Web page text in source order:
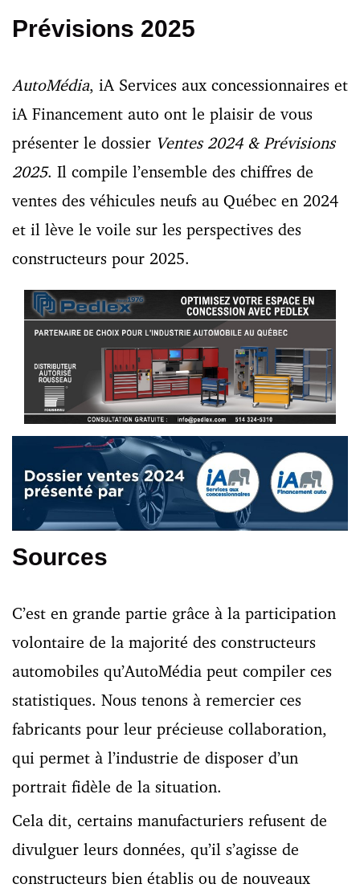
Prévisions 2025
AutoMédia, iA Services aux concessionnaires et
iA Financement auto ont le plaisir de vous
présenter le dossier Ventes 2024 & Prévisions
2025. Il compile l’ensemble des chiffres de
ventes des véhicules neufs au Québec en 2024
et il lève le voile sur les perspectives des
constructeurs pour 2025.
Sources
C’est en grande partie grâce à la participation
volontaire de la majorité des constructeurs
automobiles qu’AutoMédia peut compiler ces
statistiques. Nous tenons à remercier ces
fabricants pour leur précieuse collaboration,
qui permet à l’industrie de disposer d’un
portrait fidèle de la situation.
Cela dit, certains manufacturiers refusent de
divulguer leurs données, qu’il s’agisse de
constructeurs bien établis ou de nouveaux